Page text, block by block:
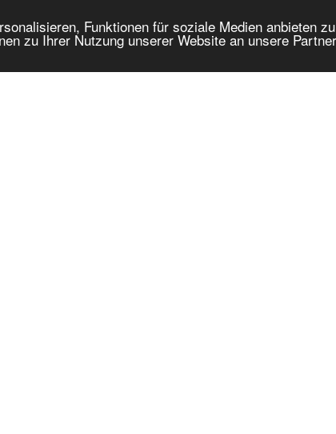
Funktionen für soziale Medien anbieten
zu Ihrer Nutzung unserer Website an unsere